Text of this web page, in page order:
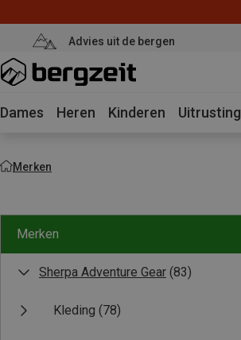
Advies uit de bergen
Dames Heren Kinderen Uitrusting
Merken
Merken
Sherpa Adventure Gear (83)
Kleding (78)